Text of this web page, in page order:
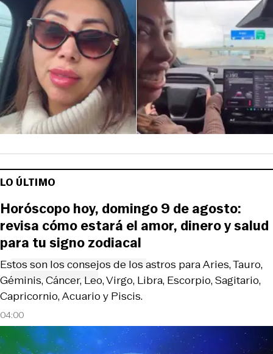
LO ÚLTIMO
04:00
Estos son los consejos de los astros para Aries, Tauro,
Géminis, Cáncer, Leo, Virgo, Libra, Escorpio, Sagitario,
Capricornio, Acuario y Piscis.
Horóscopo hoy, domingo 9 de agosto:
revisa cómo estará el amor, dinero y salud
para tu signo zodiacal